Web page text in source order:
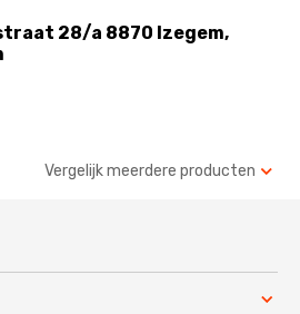
28/a 8870 Izegem,
Vergelijk meerdere producten